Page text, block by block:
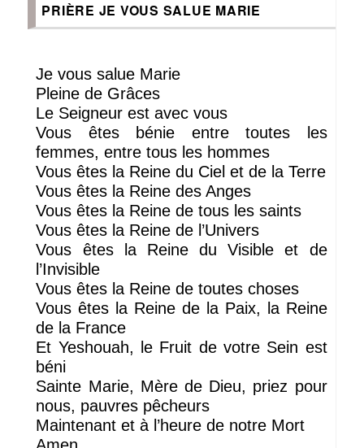
PRIÈRE JE VOUS SALUE MARIE
Je vous salue Marie
Pleine de Grâces
Le Seigneur est avec vous
Vous êtes bénie entre toutes les
femmes, entre tous les hommes
Vous êtes la Reine du Ciel et de la Terre
Vous êtes la Reine des Anges
Vous êtes la Reine de tous les saints
Vous êtes la Reine de l’Univers
Vous êtes la Reine du Visible et de
l’Invisible
Vous êtes la Reine de toutes choses
Vous êtes la Reine de la Paix, la Reine
de la France
Et Yeshouah, le Fruit de votre Sein est
béni
Sainte Marie, Mère de Dieu, priez pour
nous, pauvres pêcheurs
Maintenant et à l’heure de notre Mort